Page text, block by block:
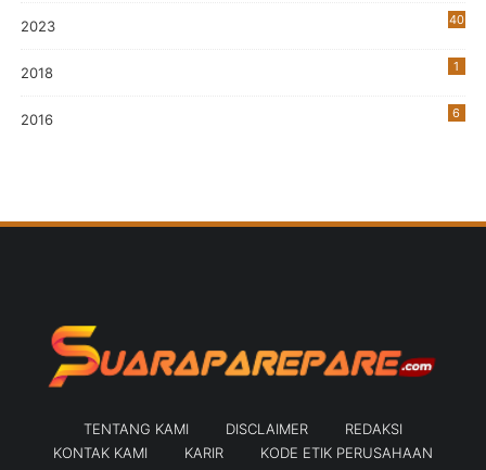
2023
40
2018 1
2016 6
TENTANG KAMI DISCLAIMER
REDAKSI
KONTAK KAMI
KARIR
KODE ETIK PERUSAHAAN